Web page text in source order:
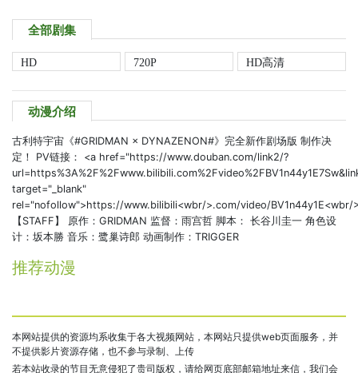
全部剧集
HD 720P HD高清
动漫介绍
古利特宇宙《#GRIDMAN × DYNAZENON#》完全新作剧场版 制作决
定！ PV链接： <a href="https://www.douban.com/link2/?
target="_blank"
rel="nofollow">https://www.bilibili<wbr/>.com/video/BV1n44y1E<wbr/
【STAFF】 原作：GRIDMAN 监督：雨宫哲 脚本： 长谷川圭一 角色设
计：坂本勝 音乐：鹭巢诗郎 动画制作：TRIGGER
推荐动漫
本网站提供的资源均系收集于各大视频网站，本网站只提供web页面服务，并
不提供影片资源存储，也不参与录制、上传
若本站收录的节目无意侵犯了贵司版权，请给网页底部邮箱地址来信，我们会